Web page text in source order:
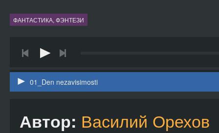
ФАНТАСТИКА, ФЭНТЕЗИ
01_Den nezavisimosti
Автор: Василий Орехов